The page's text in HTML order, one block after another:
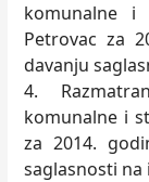
komunalne i
Petrovac za
davanju
4.
komunalne i
za 2014.
saglasnosti na